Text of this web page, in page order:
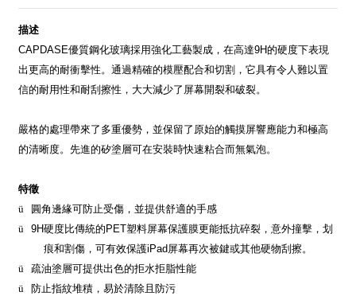
描述
CAPDASE優質鋼化玻璃採用強化工藝製成，在高達9H的硬度下表現
出更高的耐衝擊性。通過精確的模壓配合和切割，它具有令人難以置
信的耐用性和耐刮擦性，大大減少了屏幕開裂和破裂。
嚴格的處理帶來了多重優勢，並保留了原始的觸摸屏響應能力和極高
的清晰度。先進的矽塗層可在安裝時快速粘合而無氣泡。
特徵
ü
圓角邊緣可防止受傷，並提供舒適的手感
ü 9H硬度比傳統的 PET塑料屏幕保護膜更能抵抗碎裂，意外撞擊，划
痕和割傷，可有效保護iPad屏幕再次被鍵或其他硬物刮擦。
ü 疏油塗層可提供出色的拒水拒脂性能
ü
防止指紋堆積，易於清除且防污